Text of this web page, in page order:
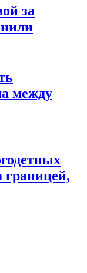
за
между
границей,